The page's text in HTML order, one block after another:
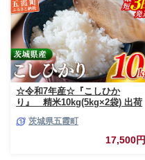
☆令和7年産☆『こしひか
り』 精米10kg(5kg×2袋) 出荷
米 お米 10kg コメ こめ 人気 銘
柄 家計応援 中山産業 家庭用 茨
城県産 茨城県 五霞町【価格変
茨城県五霞町
17,500円